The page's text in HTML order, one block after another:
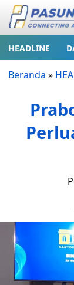
HEADLINE
Beranda »